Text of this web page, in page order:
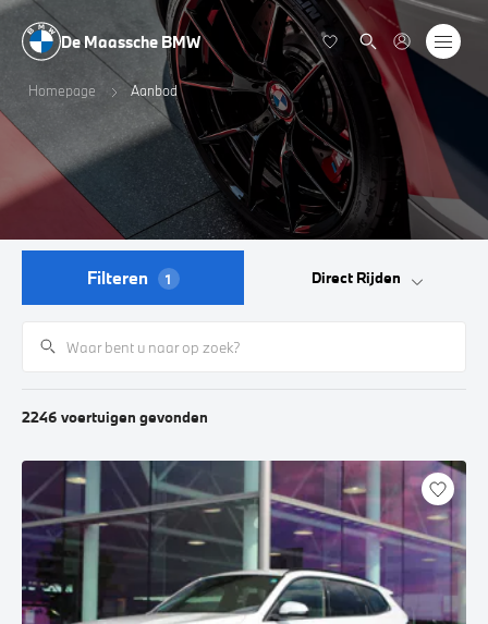
De Maassche BMW
Homepage Aanbod
Filteren 1 Direct Rijden
2246 voertuigen gevonden